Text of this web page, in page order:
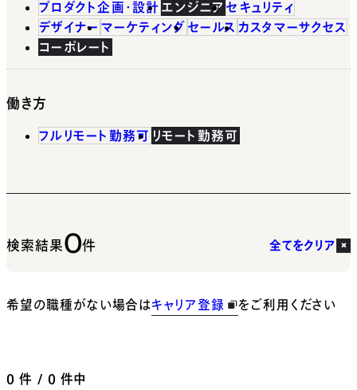
プロダクト企画・設計 エンジニア セキュリティ
デザイナー マーケティング セールス カスタマーサクセス
コーポレート
働き方
フルリモート勤務可 リモート勤務可
検索結果0件 全てをクリア
希望の職種がない場合はキャリア登録 をご利用ください
0 件 / 0 件中